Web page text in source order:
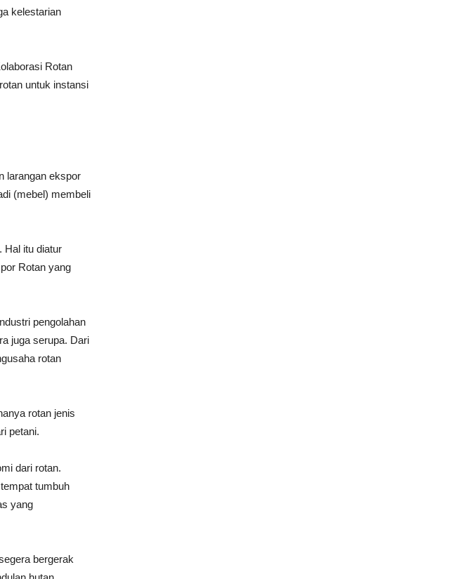
kelestarian
Rotan
untuk instansi
larangan ekspor
(mebel) membeli
Hal itu diatur
Rotan yang
pengolahan
juga serupa. Dari
rotan
rotan jenis
petani.
dari rotan.
tumbuh
yang
bergerak